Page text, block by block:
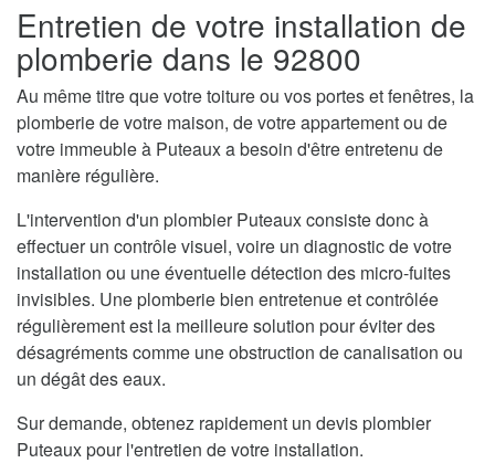
Entretien de votre installation de
plomberie dans le 92800
Au même titre que votre toiture ou vos portes et fenêtres, la
plomberie de votre maison, de votre appartement ou de
votre immeuble à Puteaux a besoin d'être entretenu de
manière régulière.
L'intervention d'un plombier Puteaux consiste donc à
effectuer un contrôle visuel, voire un diagnostic de votre
installation ou une éventuelle détection des micro-fuites
invisibles. Une plomberie bien entretenue et contrôlée
régulièrement est la meilleure solution pour éviter des
désagréments comme une obstruction de canalisation ou
un dégât des eaux.
Sur demande, obtenez rapidement un devis plombier
Puteaux pour l'entretien de votre installation.